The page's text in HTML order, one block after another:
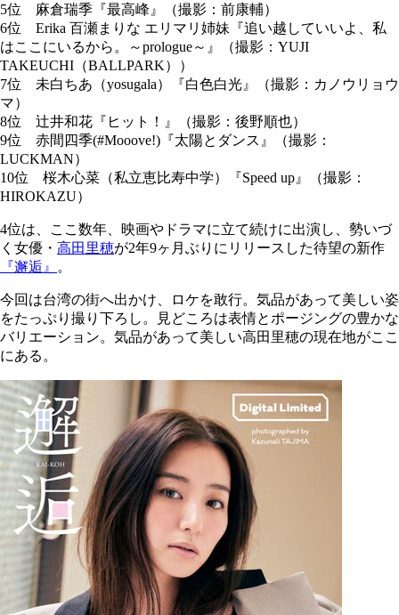
5位 麻倉瑞季『最高峰』（撮影：前康輔）
6位 Erika 百瀬まりな エリマリ姉妹『追い越していいよ、私
はここにいるから。～prologue～』（撮影：YUJI
TAKEUCHI（BALLPARK））
7位 未白ちあ（yosugala）『白色白光』（撮影：カノウリョウ
マ）
8位 辻井和花『ヒット！』（撮影：後野順也）
9位 赤間四季(#Mooove!)『太陽とダンス』（撮影：
LUCKMAN）
10位 桜木心菜（私立恵比寿中学）『Speed up』（撮影：
HIROKAZU）
4位は、ここ数年、映画やドラマに立て続けに出演し、勢いづ
く女優・ 高田里穂が2年9ヶ月ぶりにリリースした待望の新作
『邂逅』
。
今回は台湾の街へ出かけ、ロケを敢行。気品があって美しい姿
をたっぷり撮り下ろし。見どころは表情とポージングの豊かな
バリエーション。気品があって美しい高田里穂の現在地がここ
にある。